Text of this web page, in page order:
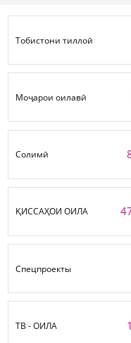
Тобистони тиллоӣ
Моҷарои оилавӣ
Солимӣ
ҚИССАҲОИ ОИЛА
Спецпроекты
ТВ - ОИЛА